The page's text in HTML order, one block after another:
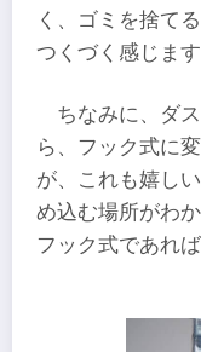
く、ゴミを捨て
つくづく感じます
ちなみに、ダ
ら、フック式に
が、これも嬉し
め込む場所がわ
フック式であれ